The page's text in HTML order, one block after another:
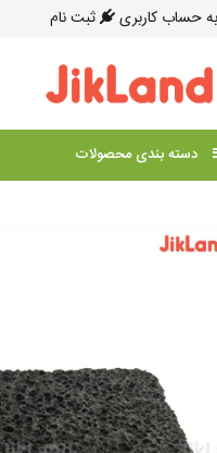
حساب کاربری ثبت نام
دسته بندی محصولات